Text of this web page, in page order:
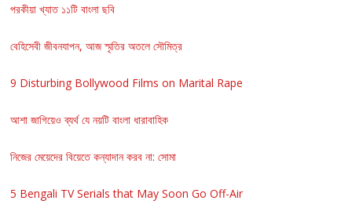
পরকীয়া খ্যাত ১১টি বাংলা ছবি
বেহিসেবী জীবনযাপন, আজ স্মৃতির অতলে সৌমিত্র
9 Disturbing Bollywood Films on Marital Rape
আশা জাগিয়েও ব্যর্থ যে নয়টি বাংলা ধারাবাহিক
নিজের মেয়েদের বিয়েতে কন্যাদান করব না: সোমা
5 Bengali TV Serials that May Soon Go Off-Air